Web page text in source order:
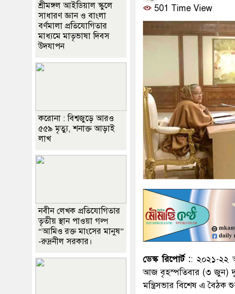
501 Time View
ডেস্ক রিপোর্ট :: ২০২১-২২
আজ বৃহস্পতিবার (৩ জুন)
মন্ত্রিসভার বিশেষ এ বৈঠক
শ্রীমঙ্গল আইডিয়াল স্কুলে
সাধারণ জ্ঞান ও বাংলা
বর্ণমালা প্রতিযোগিতার
মাধ্যমে মাতৃভাষা দিবস
উদযাপন
করোনা : বিশ্বজুড়ে আরও
৫৫৯ মৃত্যু, শনাক্ত আড়াই
লাখ
নবীন লেখক প্রতিযোগিতার
তৃতীয় স্থান পাওয়া গল্প
“আমিও রক্ত মাংসের মানুষ”
-রুদ্রনীল সরকার।